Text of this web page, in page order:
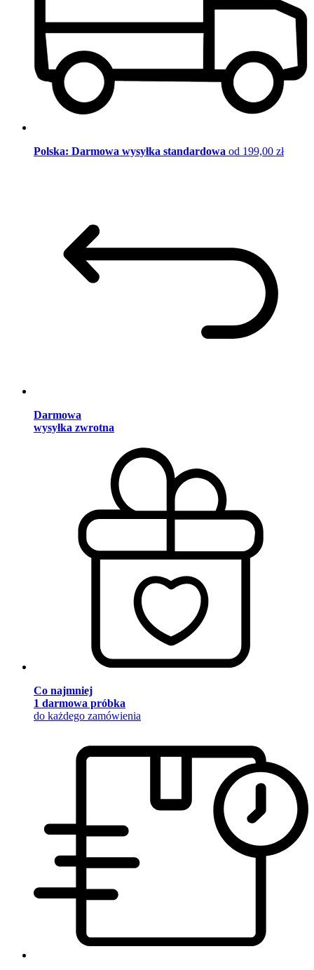
Polska: Darmowa wysyłka standardowa od 199,00 zł
Darmowa
wysyłka zwrotna
Co najmniej
1 darmowa próbka
do każdego zamówienia